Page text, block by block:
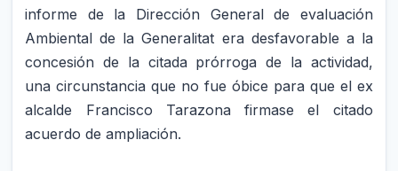
informe de la Dirección General de evaluación
Ambiental de la Generalitat era desfavorable a la
concesión de la citada prórroga de la actividad,
una circunstancia que no fue óbice para que el ex
alcalde Francisco Tarazona firmase el citado
acuerdo de ampliación.